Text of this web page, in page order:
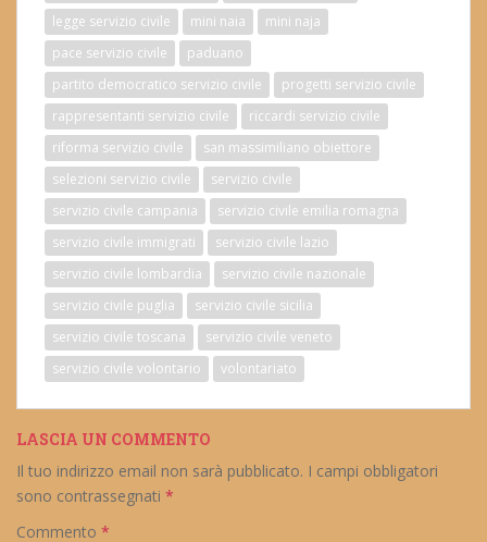
legge servizio civile
mini naia
mini naja
pace servizio civile
paduano
partito democratico servizio civile
progetti servizio civile
rappresentanti servizio civile
riccardi servizio civile
riforma servizio civile
san massimiliano obiettore
selezioni servizio civile
servizio civile
servizio civile campania
servizio civile emilia romagna
servizio civile immigrati
servizio civile lazio
servizio civile lombardia
servizio civile nazionale
servizio civile puglia
servizio civile sicilia
servizio civile toscana
servizio civile veneto
servizio civile volontario
volontariato
LASCIA UN COMMENTO
Il tuo indirizzo email non sarà pubblicato. I campi obbligatori
sono contrassegnati *
Commento *